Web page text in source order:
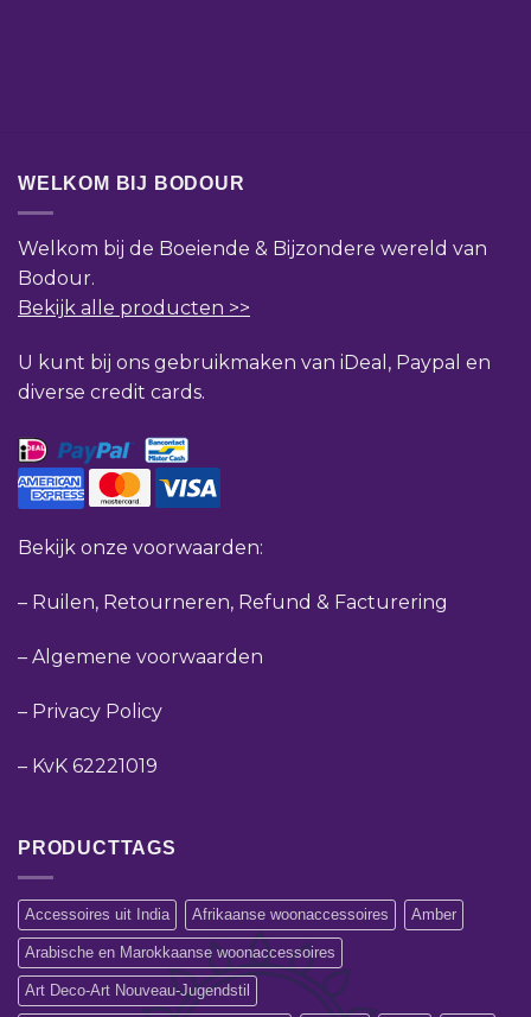
WELKOM BIJ BODOUR
Welkom bij de Boeiende & Bijzondere wereld van
Bodour.
Bekijk alle producten >>
U kunt bij ons gebruikmaken van iDeal, Paypal en
diverse credit cards.
Bekijk onze voorwaarden:
– Ruilen, Retourneren, Refund & Facturering
– Algemene voorwaarden
– Privacy Policy
– KvK 62221019
PRODUCTTAGS
Accessoires uit India Afrikaanse woonaccessoires Amber
Arabische en Marokkaanse woonaccessoires
Art Deco-Art Nouveau-Jugendstil